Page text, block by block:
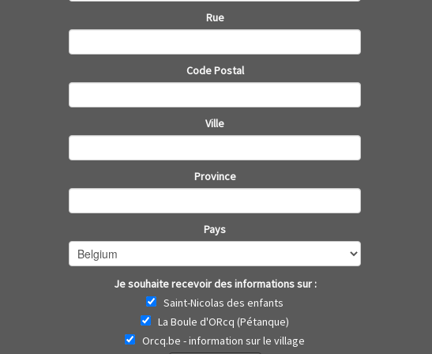
Rue
Code Postal
Ville
Province
Pays
Je souhaite recevoir des informations sur :
Saint-Nicolas des enfants
La Boule d'ORcq (Pétanque)
Orcq.be - information sur le village